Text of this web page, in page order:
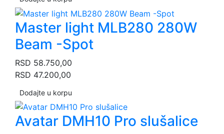
Master light MLB280 280W
Beam -Spot
RSD 58.750,00
RSD 47.200,00
Dodajte u korpu
Avatar DMH10 Pro slušalice